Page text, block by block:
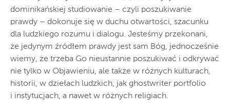
dominikańskiej studiowanie – czyli poszukiwanie
prawdy – dokonuje się w duchu otwartości, szacunku
dla ludzkiego rozumu i dialogu. Jesteśmy przekonani,
że jedynym źródłem prawdy jest sam Bóg, jednocześnie
wiemy, że trzeba Go nieustannie poszukiwać i odkrywać
nie tylko w Objawieniu, ale także w różnych kulturach,
historii, w dziełach ludzkich, jak ghostwriter portfolio
i instytucjach, a nawet w różnych religiach.